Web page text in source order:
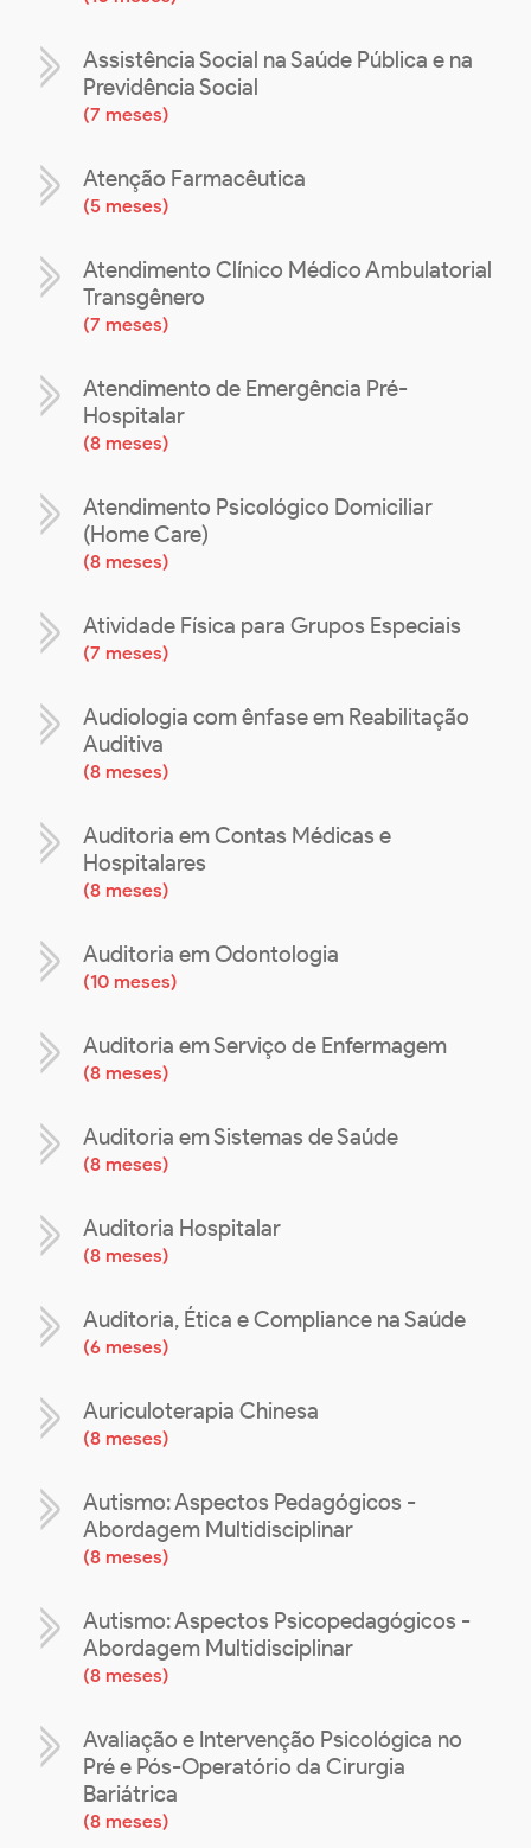
Assistência Social na Saúde Pública e na
Previdência Social
(7 meses)
Atenção Farmacêutica
(5 meses)
Atendimento Clínico Médico Ambulatorial
Transgênero
(7 meses)
Atendimento de Emergência Pré-
Hospitalar
(8 meses)
Atendimento Psicológico Domiciliar
(Home Care)
(8 meses)
Atividade Física para Grupos Especiais
(7 meses)
Audiologia com ênfase em Reabilitação
Auditiva
(8 meses)
Auditoria em Contas Médicas e
Hospitalares
(8 meses)
Auditoria em Odontologia
(10 meses)
Auditoria em Serviço de Enfermagem
(8 meses)
Auditoria em Sistemas de Saúde
(8 meses)
Auditoria Hospitalar
(8 meses)
Auditoria, Ética e Compliance na Saúde
(6 meses)
Auriculoterapia Chinesa
(8 meses)
Autismo: Aspectos Pedagógicos -
Abordagem Multidisciplinar
(8 meses)
Autismo: Aspectos Psicopedagógicos -
Abordagem Multidisciplinar
(8 meses)
Avaliação e Intervenção Psicológica no
Pré e Pós-Operatório da Cirurgia
Bariátrica
(8 meses)